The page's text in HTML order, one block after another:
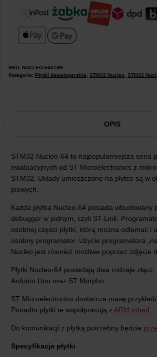
SKU: NUCLEO-F401RE
Kategorie: Płytki deweloperskie, STM32 Nucleo, STM32
OPIS
STM32 Nucleo-64 to najpopularniejsza seria
ewaluacyjnych od ST Microelectronics z
STM32. Układy umieszczone na płytce są w
piowych.
Każda płytka Nucleo-64 posiada wbudowany
debugger w jednym, czyli ST-Link.
osobnej części płytki, którą można odłamać i
osobny programator. Użycie programatora
Nucleo jest również możliwe poprzez zdjęcie
Płytki Nucleo-64 posiadają dwa rodzaje
Arduino Uno oraz ST Morpho.
ST Microelectronics dostarcza masę
Ponadto płytki te współpracują z ARM mbed.
Do komunikacji z płytką potrzebny będzie
Specyfikacja płytki